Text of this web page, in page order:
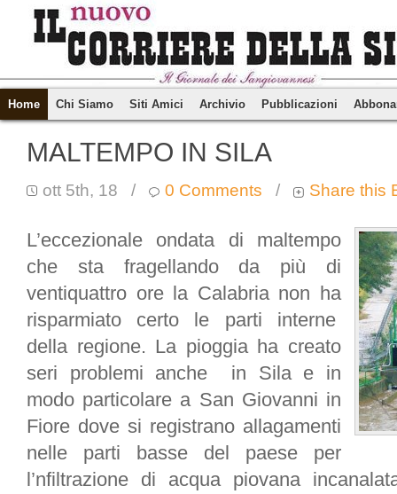
Home Chi Siamo Siti Amici Archivio Pubblicazioni
MALTEMPO IN SILA
ott 5th, 18 / 0 Comments / Share this
L’eccezionale ondata di maltempo
che sta fragellando da più di
ventiquattro ore la Calabria non ha
risparmiato certo le parti interne
della regione. La pioggia ha creato
seri problemi anche in Sila e in
modo particolare a San Giovanni in
Fiore dove si registrano allagamenti
nelle parti basse del paese per
l’nfiltrazione di acqua piovana